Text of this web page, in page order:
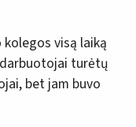
visą laiką
turėtų
bet jam buvo